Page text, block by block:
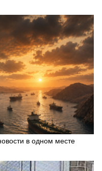
в одном месте